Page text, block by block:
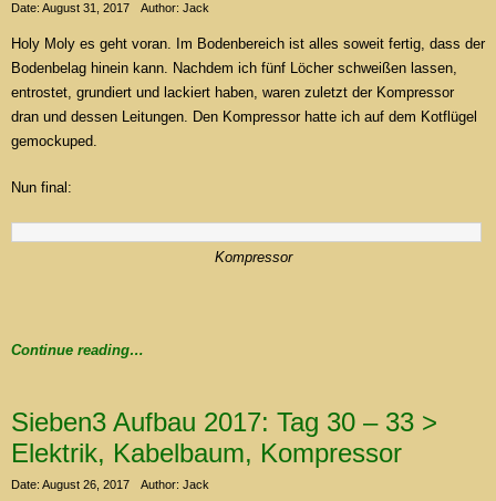
Date: August 31, 2017 Author: Jack
Holy Moly es geht voran. Im Bodenbereich ist alles soweit fertig, dass der
Bodenbelag hinein kann. Nachdem ich fünf Löcher schweißen lassen,
entrostet, grundiert und lackiert haben, waren zuletzt der Kompressor
dran und dessen Leitungen. Den Kompressor hatte ich auf dem Kotflügel
gemockuped.
Nun final:
Kompressor
Continue reading…
Sieben3 Aufbau 2017: Tag 30 – 33 >
Elektrik, Kabelbaum, Kompressor
Date: August 26, 2017 Author: Jack